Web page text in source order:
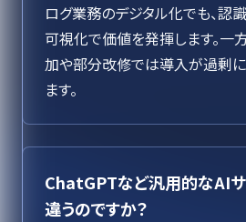
ログ業務のデジタル化でも、認
可視化で価値を発揮します。一
加や部分改修では導入が過剰
ます。
ChatGPTなど汎用的なAI
違うのですか？